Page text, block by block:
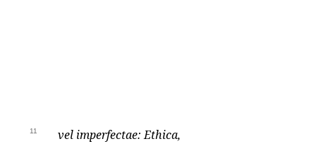
11 vel imperfectae: Ethica,